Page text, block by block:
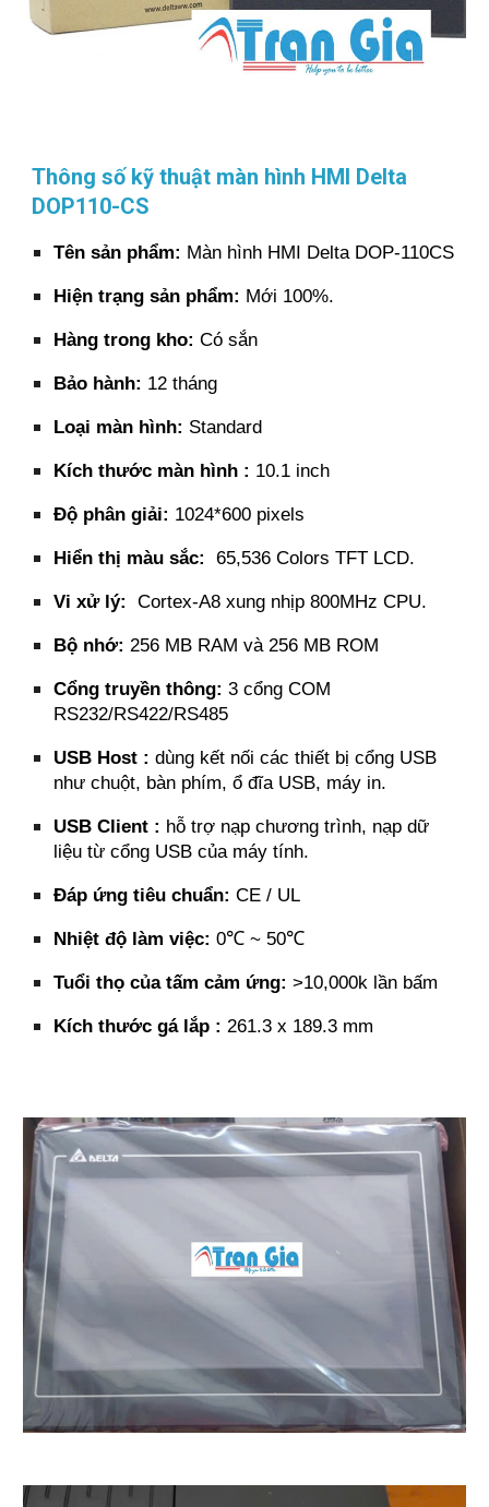
Thông số kỹ thuật màn hình HMI Delta
DOP110-CS
Tên sản phẩm: Màn hình HMI Delta DOP-110CS
Hiện trạng sản phẩm: Mới 100%.
Hàng trong kho: Có sắn
Bảo hành: 12 tháng
Loại màn hình: Standard
Kích thước màn hình : 10.1 inch
Độ phân giải: 1024*600 pixels
Hiển thị màu sắc: 65,536 Colors TFT LCD.
Vi xử lý: Cortex-A8 xung nhịp 800MHz CPU.
Bộ nhớ: 256 MB RAM và 256 MB ROM
Cổng truyền thông: 3 cổng COM
RS232/RS422/RS485
USB Host : dùng kết nối các thiết bị cổng USB
như chuột, bàn phím, ổ đĩa USB, máy in.
USB Client : hỗ trợ nạp chương trình, nạp dữ
liệu từ cổng USB của máy tính.
Đáp ứng tiêu chuẩn: CE / UL
Nhiệt độ làm việc: 0℃ ~ 50℃
Tuổi thọ của tấm cảm ứng: >10,000k lần bấm
Kích thước gá lắp : 261.3 x 189.3 mm